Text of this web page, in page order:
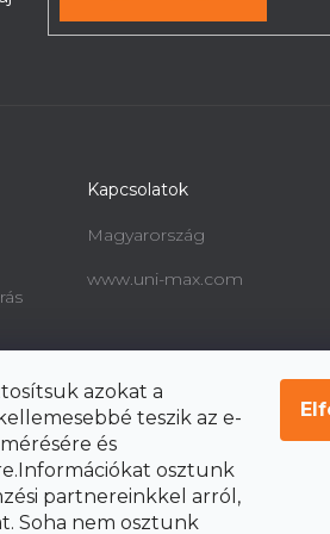
azokat a
teszik az e-
és
osztunk
partnereinkkel arról,
Soha nem osztunk
Kapcsolatok
Magyarország
www.uni-max.com